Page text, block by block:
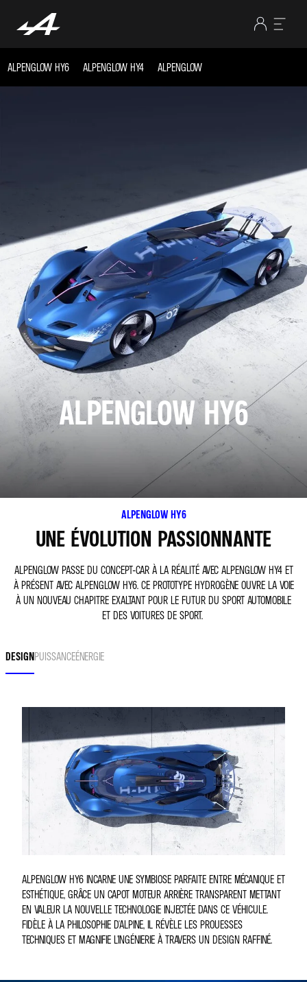
ALPENGLOW HY6 ALPENGLOW HY4 ALPENGLOW
ALPENGLOW HY6
ALPENGLOW HY6
UNE ÉVOLUTION PASSIONNANTE
ALPENGLOW PASSE DU CONCEPT-CAR À LA RÉALITÉ AVEC ALPENGLOW HY4 ET
À PRÉSENT AVEC ALPENGLOW HY6. CE PROTOTYPE HYDROGÈNE OUVRE LA VOIE
À UN NOUVEAU CHAPITRE EXALTANT POUR LE FUTUR DU SPORT AUTOMOBILE
ET DES VOITURES DE SPORT.
DESIGNPUISSANCEÉNERGIE
ALPENGLOW HY6 INCARNE UNE SYMBIOSE PARFAITE ENTRE MÉCANIQUE ET
ESTHÉTIQUE, GRÂCE UN CAPOT MOTEUR ARRIÈRE TRANSPARENT METTANT
EN VALEUR LA NOUVELLE TECHNOLOGIE INJECTÉE DANS CE VÉHICULE.
FIDÈLE À LA PHILOSOPHIE D'ALPINE, IL RÉVÈLE LES PROUESSES
TECHNIQUES ET MAGNIFIE L'INGÉNIERIE À TRAVERS UN DESIGN RAFFINÉ.